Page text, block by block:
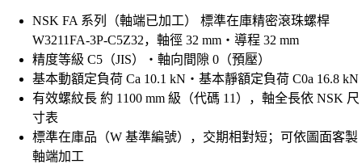
NSK FA 系列（軸端已加工） 標準在庫精密滾珠螺桿
W3211FA-3P-C5Z32，軸徑 32 mm・導程 32 mm
精度等級 C5（JIS）・軸向間隙 0（預壓）
基本動額定負荷 Ca 10.1 kN・基本靜額定負荷 C0a 16.8 kN
有效螺紋長 約 1100 mm 級（代碼 11），軸全長依 NSK 尺
寸表
標準在庫品（W 基準編號），交期相對短；可依圖面客製
軸端加工